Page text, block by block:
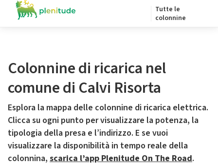
Tutte le
colonnine
Colonnine di ricarica nel
comune di Calvi Risorta
Esplora la mappa delle colonnine di ricarica elettrica.
Clicca su ogni punto per visualizzare la potenza, la
tipologia della presa e l’indirizzo. E se vuoi
visualizzare la disponibilità in tempo reale della
colonnina, scarica l’app Plenitude On The Road.